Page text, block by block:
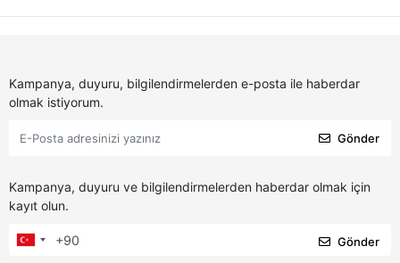
Kampanya, duyuru, bilgilendirmelerden e-posta ile haberdar
olmak istiyorum.
Gönder
Kampanya, duyuru ve bilgilendirmelerden haberdar olmak için
kayıt olun.
Gönder